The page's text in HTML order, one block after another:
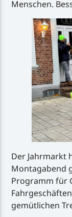
Menschen.
Der Jahrmarkt
Montagabend
Programm für
gemütlichen